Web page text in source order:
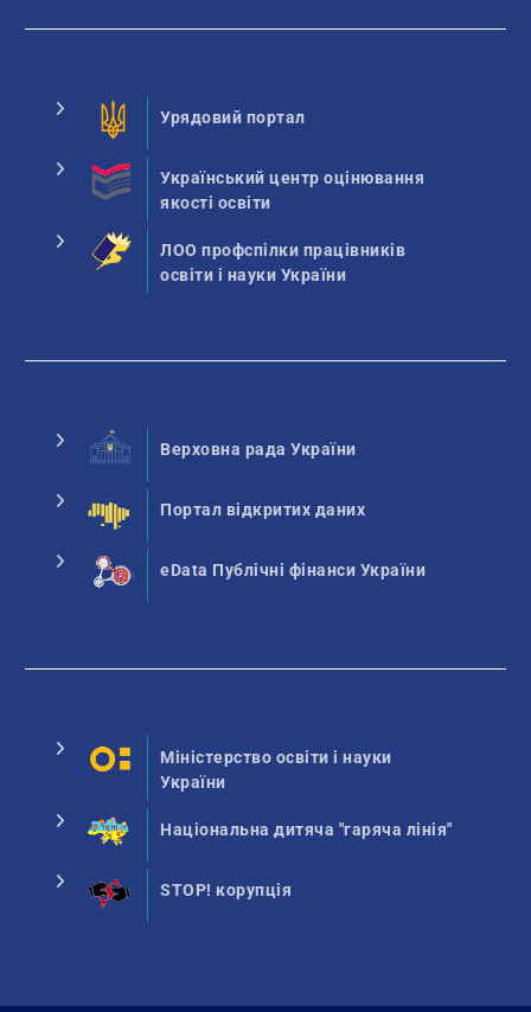
Урядовий портал
Український центр оцінювання
якості освіти
ЛОО профспілки працівників
освіти і науки України
Верховна рада України
Портал відкритих даних
eData Публічні фінанси України
Міністерство освіти і науки
України
Національна дитяча "гаряча лінія"
STOP! корупція